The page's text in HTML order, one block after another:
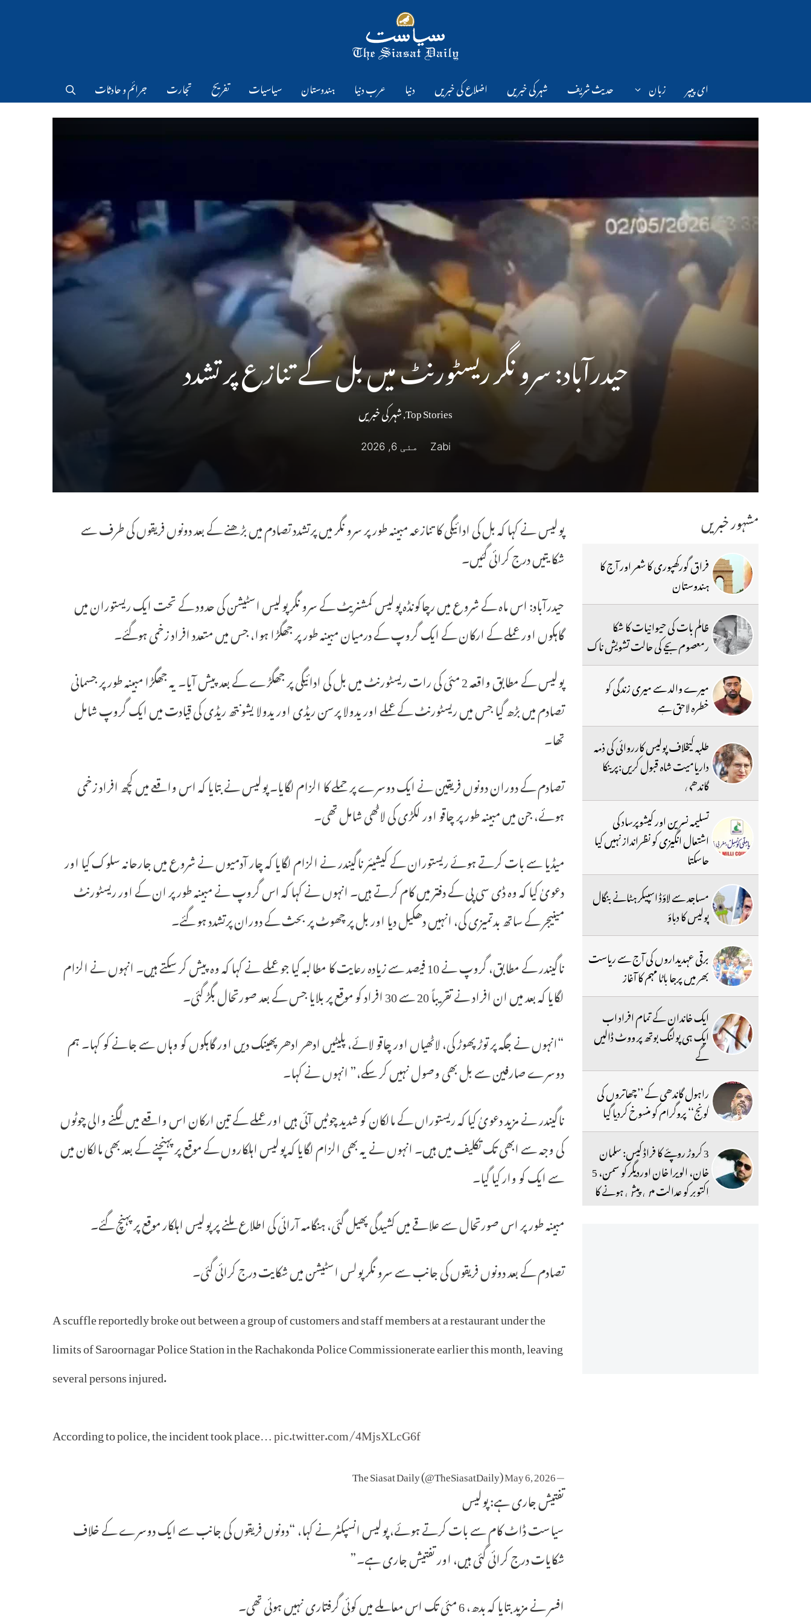
ای پیپر زبان حدیث شریف شہر کی خبریں اضلاع کی خبریں دنیا عرب دنیا ہندوستان سیاسیات تفریح تجارت جرائم و حادثات
حیدرآباد: سرو نگر ریسٹورنٹ میں بل کے تنازع پر تشدد
Top Stories
,شہر کی خبریں
Zabi مئی 6, 2026
پولیس نے کہا کہ بل کی ادائیگی کا تنازعہ مبینہ طور پر سرو نگر میں پرتشدد تصادم میں بڑھنے کے بعد دونوں فریقوں کی طرف سے
شکایتیں درج کرائی گئیں۔
حیدرآباد: اس ماہ کے شروع میں رچاکونڈہ پولیس کمشنریٹ کے سرو نگر پولیس اسٹیشن کی حدود کے تحت ایک ریستوران میں
گاہکوں اور عملے کے ارکان کے ایک گروپ کے درمیان مبینہ طور پر جھگڑا ہوا، جس میں متعدد افراد زخمی ہوگئے۔
پولیس کے مطابق واقعہ 2 مئی کی رات ریسٹورنٹ میں بل کی ادائیگی پر جھگڑے کے بعد پیش آیا۔ یہ جھگڑا مبینہ طور پر جسمانی
تصادم میں بڑھ گیا جس میں ریسٹورنٹ کے عملے اور یدولا پرسن ریڈی اور یدولا یشونتھ ریڈی کی قیادت میں ایک گروپ شامل
تھا۔
تصادم کے دوران دونوں فریقین نے ایک دوسرے پر حملے کا الزام لگایا۔ پولیس نے بتایا کہ اس واقعے میں کچھ افراد زخمی
ہوئے، جن میں مبینہ طور پر چاقو اور لکڑی کی لاٹھی شامل تھی۔
میڈیا سے بات کرتے ہوئے ریستوران کے کیشیئر ناگیندر نے الزام لگایا کہ چار آدمیوں نے شروع میں جارحانہ سلوک کیا اور
دعویٰ کیا کہ وہ ڈی سی پی کے دفتر میں کام کرتے ہیں۔ انہوں نے کہا کہ اس گروپ نے مبینہ طور پر ان کے اور ریسٹورنٹ
مینیجر کے ساتھ بدتمیزی کی، انہیں دھکیل دیا اور بل پر چھوٹ پر بحث کے دوران پرتشدد ہو گئے۔
ناگیندر کے مطابق، گروپ نے 10 فیصد سے زیادہ رعایت کا مطالبہ کیا جو عملے نے کہا کہ وہ پیش کر سکتے ہیں۔ انہوں نے الزام
لگایا کہ بعد میں ان افراد نے تقریباً 20 سے 30 افراد کو موقع پر بلایا جس کے بعد صورتحال بگڑ گئی۔
“انہوں نے جگہ پر توڑ پھوڑ کی، لاٹھیاں اور چاقو لائے، پلیٹیں ادھر ادھر پھینک دیں اور گاہکوں کو وہاں سے جانے کو کہا۔ ہم
دوسرے صارفین سے بل بھی وصول نہیں کر سکے،” انہوں نے کہا۔
ناگیندر نے مزید دعویٰ کیا کہ ریستوراں کے مالکان کو شدید چوٹیں آئی ہیں اور عملے کے تین ارکان اس واقعے میں لگنے والی چوٹوں
کی وجہ سے ابھی تک تکلیف میں ہیں۔ انہوں نے یہ بھی الزام لگایا کہ پولیس اہلکاروں کے موقع پر پہنچنے کے بعد بھی مالکان میں
سے ایک کو وار کیا گیا۔
مبینہ طور پر اس صورتحال سے علاقے میں کشیدگی پھیل گئی، ہنگامہ آرائی کی اطلاع ملنے پر پولیس اہلکار موقع پر پہنچ گئے۔
تصادم کے بعد دونوں فریقوں کی جانب سے سرو نگر پولس اسٹیشن میں شکایت درج کرائی گئی۔
A scuffle reportedly broke out between a group of customers and staff members at a restaurant under the
limits of Saroornagar Police Station in the Rachakonda Police Commissionerate earlier this month, leaving
several persons injured.
According to police, the incident took place…pic.twitter.com/4MjsXLcG6f
— The Siasat Daily (@TheSiasatDaily)
May 6, 2026
تفتیش جاری ہے: پولیس
سیاست ڈاٹ کام سے بات کرتے ہوئے، پولیس انسپکٹر نے کہا، “دونوں فریقوں کی جانب سے ایک دوسرے کے خلاف
شکایات درج کرائی گئی ہیں، اور تفتیش جاری ہے۔”
افسر نے مزید بتایا کہ بدھ، 6 مئی تک اس معاملے میں کوئی گرفتاری نہیں ہوئی تھی۔
مشہور خبریں
فراق گورکھپوری کا شعر اور آج کا
ہندوستان
ظالم بات کی حیوانیات کا شکا
رمعصوم بچے کی حالت تشویش ناک
میرے والد سے میری زندگی کو
خطرہ لاحق ہے
طلبہ کیخلاف پولیس کارروائی کی ذمہ
داریامیت شاہ قبول کریں:پرینکا
گاندھی
تسلیمہ نسرین اور کیشوپرساد کی
اشتعال انگیزی کو نظرانداز نہیں کیا
جاسکتا
مساجد سے لاؤڈ اسپیکر ہٹانے بنگال
پولیس کا دباؤ
برقی عہدیداروں کی آج سے ریاست
بھر میں پرجا باٹا مہم کا آغاز
ایک خاندان کے تمام افراد اب
ایک ہی پولنگ بوتھ پر ووٹ ڈالیں
گے
راہول گاندھی کے ’’چھاتروں کی
گونج‘‘ پروگرام کو منسوخ کردیا گیا
3 کروڑ روپئے کا فراڈ کیس: سلمان
خان، الویرا خان اوردیگر کو سمن، 5
اکتوبر کو عدالت میں پیش ہونے کا